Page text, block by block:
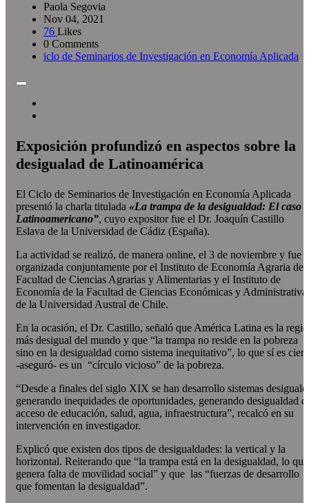
Paola Segovia
Nov 04, 2021
76 Likes
0 Comments
iclo de Seminarios de Investigación en Economía Aplicada
Exposición profundizó en aspectos sobre la
desigualad de Latinoamérica
El Ciclo de Seminarios de Investigación en Economía Aplicada
presentó la charla titulada «La trampa de la desigualdad: El caso
Latinoamericano”, cuyo expositor fue el Dr. Joaquín Castillo
Eslava de la Universidad de Cádiz (España).
La actividad se realizó, de manera online, el 3 de noviembre y fue
organizada conjuntamente por el Instituto de Economía Agraria de
Facultad de Ciencias Agrarias y Alimentarias y el Instituto de
Economía de la Facultad de Ciencias Económicas y
de la Universidad Austral de Chile.
En la ocasión, el Dr. Castillo, señaló que América Latina es la
más desigual del mundo y que “la trampa no reside en la pobreza
sino en la desigualdad como sistema inequitativo”, lo que sí es
-aseguró- es un “círculo vicioso” de la pobreza.
“Desde a finales del siglo XIX se han desarrollo sistemas
generando inequidades de oportunidades, generando desigualdad
acceso de educación, salud, agua, infraestructura”, recalcó en su
intervención en investigador.
Explicó que existen dos tipos de desigualdades: la vertical y la
horizontal. Reiterando que “la trampa está en la desigualdad, lo que
genera falta de movilidad social” y que las “fuerzas de desarrollo
que fomentan la desigualdad”.